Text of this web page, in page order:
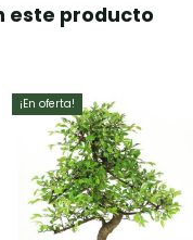
este producto
oferta!